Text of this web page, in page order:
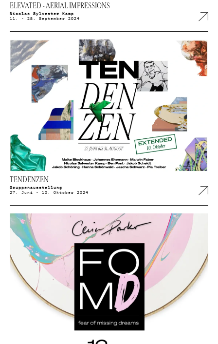
ELEVATED - AERIAL IMPRESSIONS
Nicolas Sylvester Kamp
11. - 28. September 2024
TENDENZEN
Gruppenausstellung
27. Juni - 10. Oktober 2024